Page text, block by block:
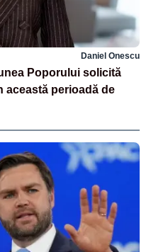
Daniel Onescu
Poporului solicită
această perioadă de